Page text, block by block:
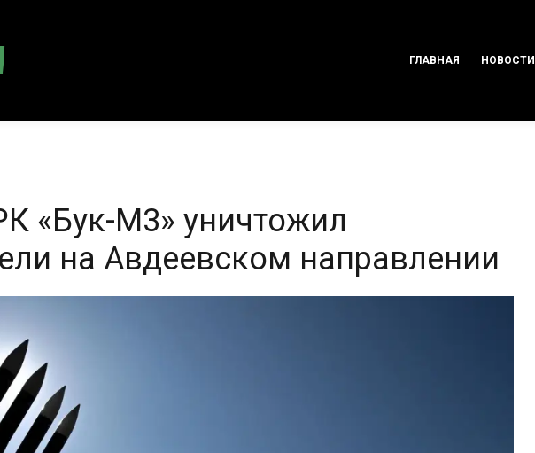
ГЛАВНАЯ НОВОСТИ
«Бук-М3» уничтожил
на Авдеевском направлении